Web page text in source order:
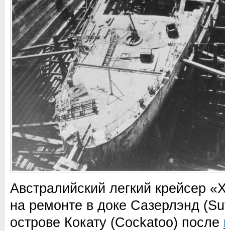
Австралийский легкий крейсер
на ремонте в доке Сазерлэнд
острове Кокату (Cockatoo) после